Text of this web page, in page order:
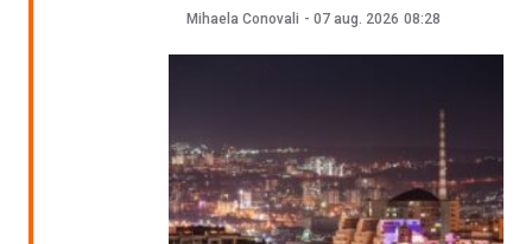
Mihaela Conovali - 07 aug. 2026 08:28